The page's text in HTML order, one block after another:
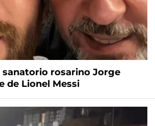
sanatorio rosarino Jorge
de Lionel Messi